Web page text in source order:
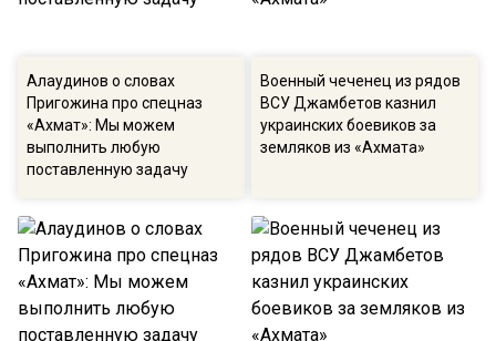
Алаудинов о словах
Пригожина про спецназ
«Ахмат»: Мы можем
выполнить любую
поставленную задачу
Военный чеченец из рядов
ВСУ Джамбетов казнил
украинских боевиков за
земляков из «Ахмата»